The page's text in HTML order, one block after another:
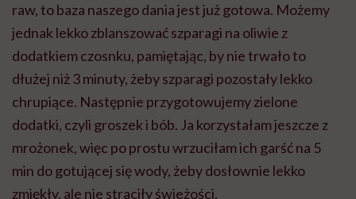
raw, to baza naszego dania jest już gotowa. Możemy
jednak lekko zblanszować szparagi na oliwie z
dodatkiem czosnku, pamiętając, by nie trwało to
dłużej niż 3 minuty, żeby szparagi pozostały lekko
chrupiące. Następnie przygotowujemy zielone
dodatki, czyli groszek i bób. Ja korzystałam jeszcze z
mrożonek, więc po prostu wrzuciłam ich garść na 5
min do gotującej się wody, żeby dosłownie lekko
zmiękły, ale nie straciły świeżości.